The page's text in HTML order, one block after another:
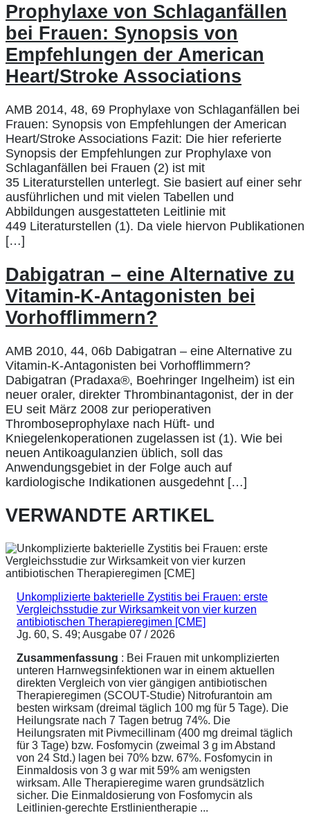
Prophylaxe von Schlaganfällen
bei Frauen: Synopsis von
Empfehlungen der American
Heart/Stroke Associations
AMB 2014, 48, 69 Prophylaxe von Schlaganfällen bei
Frauen: Synopsis von Empfehlungen der American
Heart/Stroke Associations Fazit: Die hier referierte
Synopsis der Empfehlungen zur Prophylaxe von
Schlaganfällen bei Frauen (2) ist mit
35 Literaturstellen unterlegt. Sie basiert auf einer sehr
ausführlichen und mit vielen Tabellen und
Abbildungen ausgestatteten Leitlinie mit
449 Literaturstellen (1). Da viele hiervon Publikationen
[…]
Dabigatran – eine Alternative zu
Vitamin-K-Antagonisten bei
Vorhofflimmern?
AMB 2010, 44, 06b Dabigatran – eine Alternative zu
Vitamin-K-Antagonisten bei Vorhofflimmern?
Dabigatran (Pradaxa®, Boehringer Ingelheim) ist ein
neuer oraler, direkter Thrombinantagonist, der in der
EU seit März 2008 zur perioperativen
Thromboseprophylaxe nach Hüft- und
Kniegelenkoperationen zugelassen ist (1). Wie bei
neuen Antikoagulanzien üblich, soll das
Anwendungsgebiet in der Folge auch auf
kardiologische Indikationen ausgedehnt […]
VERWANDTE ARTIKEL
Unkomplizierte bakterielle Zystitis bei Frauen: erste
Vergleichsstudie zur Wirksamkeit von vier kurzen
antibiotischen Therapieregimen [CME]
Jg. 60, S. 49; Ausgabe 07 / 2026
Zusammenfassung : Bei Frauen mit unkomplizierten
unteren Harnwegsinfektionen war in einem aktuellen
direkten Vergleich von vier gängigen antibiotischen
Therapieregimen (SCOUT-Studie) Nitrofurantoin am
besten wirksam (dreimal täglich 100 mg für 5 Tage). Die
Heilungsrate nach 7 Tagen betrug 74%. Die
Heilungsraten mit Pivmecillinam (400 mg dreimal täglich
für 3 Tage) bzw. Fosfomycin (zweimal 3 g im Abstand
von 24 Std.) lagen bei 70% bzw. 67%. Fosfomycin in
Einmaldosis von 3 g war mit 59% am wenigsten
wirksam. Alle Therapieregime waren grundsätzlich
sicher. Die Einmaldosierung von Fosfomycin als
Leitlinien-gerechte Erstlinientherapie ...